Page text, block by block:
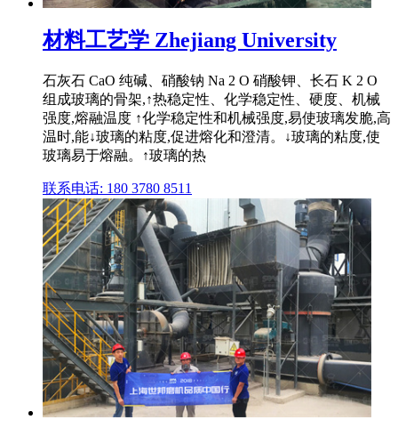
材料工艺学 Zhejiang University
石灰石 CaO 纯碱、硝酸钠 Na 2 O 硝酸钾、长石 K 2 O
组成玻璃的骨架,↑热稳定性、化学稳定性、硬度、机械
强度,熔融温度 ↑化学稳定性和机械强度,易使玻璃发脆,高
温时,能↓玻璃的粘度,促进熔化和澄清。↓玻璃的粘度,使
玻璃易于熔融。↑玻璃的热
联系电话: 180 3780 8511